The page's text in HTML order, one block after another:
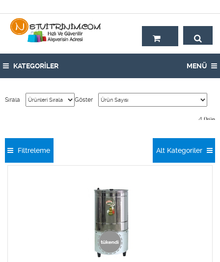
KATEGORİLER MENÜ
Sırala Göster
4 Ürün
Filtreleme Alt Kategoriler